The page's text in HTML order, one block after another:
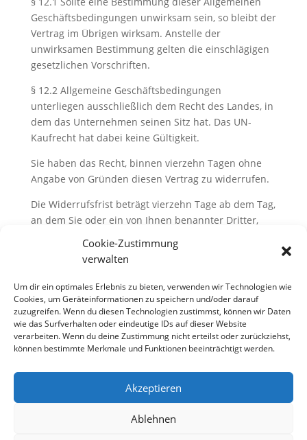
Cookie-Zustimmung
verwalten
Um dir ein optimales Erlebnis zu bieten, verwenden wir Technologien wie
Cookies, um Geräteinformationen zu speichern und/oder darauf
zuzugreifen. Wenn du diesen Technologien zustimmst, können wir Daten
wie das Surfverhalten oder eindeutige IDs auf dieser Website
verarbeiten. Wenn du deine Zustimmung nicht erteilst oder zurückziehst,
können bestimmte Merkmale und Funktionen beeinträchtigt werden.
Akzeptieren
Ablehnen
Geschäftsbedingungen unwirksam sein, so bleibt der
Vertrag im Übrigen wirksam. Anstelle der
unwirksamen Bestimmung gelten die einschlägigen
gesetzlichen Vorschriften.
§ 12.2 Allgemeine Geschäftsbedingungen
unterliegen ausschließlich dem Recht des Landes, in
dem das Unternehmen seinen Sitz hat. Das UN-
Kaufrecht hat dabei keine Gültigkeit.
Sie haben das Recht, binnen vierzehn Tagen ohne
Angabe von Gründen diesen Vertrag zu widerrufen.
Die Widerrufsfrist beträgt vierzehn Tage ab dem Tag,
an dem Sie oder ein von Ihnen benannter Dritter,
der nicht der Beförderer ist, die Waren in Besitz
genommen haben bzw. hat.
§ 36 VSBG:
We are not obliged nor willing to participate in
dispute settlement proceedings before a consumer
arbitration board.
Kontakt
AGB
Bestellvorgang
Datenschutz